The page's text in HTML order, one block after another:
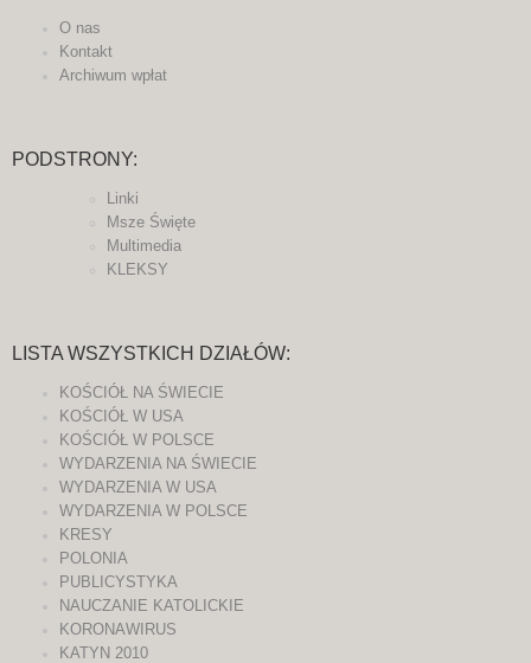
O nas
Kontakt
Archiwum wpłat
PODSTRONY:
Linki
Msze Święte
Multimedia
KLEKSY
LISTA WSZYSTKICH DZIAŁÓW:
KOŚCIÓŁ NA ŚWIECIE
KOŚCIÓŁ W USA
KOŚCIÓŁ W POLSCE
WYDARZENIA NA ŚWIECIE
WYDARZENIA W USA
WYDARZENIA W POLSCE
KRESY
POLONIA
PUBLICYSTYKA
NAUCZANIE KATOLICKIE
KORONAWIRUS
KATYN 2010